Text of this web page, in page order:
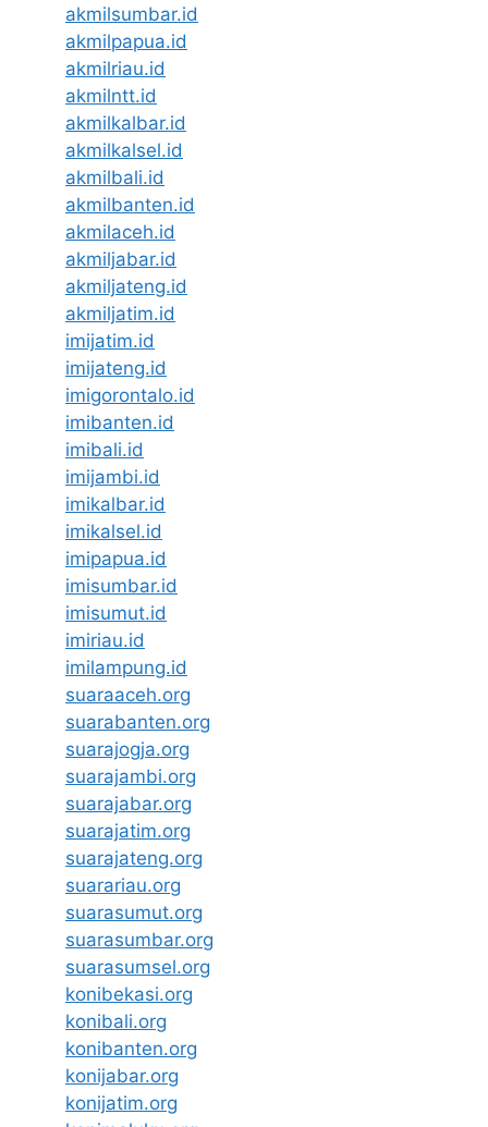
akmilsumbar.id
akmilpapua.id
akmilriau.id
akmilntt.id
akmilkalbar.id
akmilkalsel.id
akmilbali.id
akmilbanten.id
akmilaceh.id
akmiljabar.id
akmiljateng.id
akmiljatim.id
imijatim.id
imijateng.id
imigorontalo.id
imibanten.id
imibali.id
imijambi.id
imikalbar.id
imikalsel.id
imipapua.id
imisumbar.id
imisumut.id
imiriau.id
imilampung.id
suaraaceh.org
suarabanten.org
suarajogja.org
suarajambi.org
suarajabar.org
suarajatim.org
suarajateng.org
suarariau.org
suarasumut.org
suarasumbar.org
suarasumsel.org
konibekasi.org
konibali.org
konibanten.org
konijabar.org
konijatim.org